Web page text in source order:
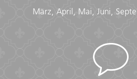
März, April, Mai, Juni,